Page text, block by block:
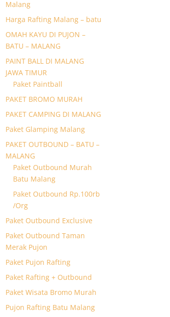
Malang
Harga Rafting Malang – batu
OMAH KAYU DI PUJON –
BATU – MALANG
PAINT BALL DI MALANG
JAWA TIMUR
Paket Paintball
PAKET BROMO MURAH
PAKET CAMPING DI MALANG
Paket Glamping Malang
PAKET OUTBOUND – BATU –
MALANG
Paket Outbound Murah
Batu Malang
Paket Outbound Rp.100rb
/Org
Paket Outbound Exclusive
Paket Outbound Taman
Merak Pujon
Paket Pujon Rafting
Paket Rafting + Outbound
Paket Wisata Bromo Murah
Pujon Rafting Batu Malang